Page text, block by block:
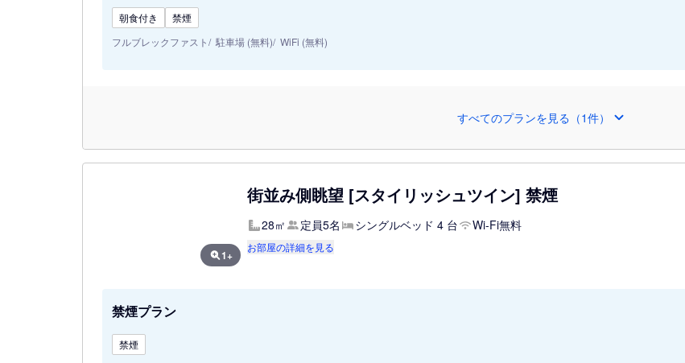
朝食付き
禁煙
フルブレックファスト
駐車場 (無料) WiFi (無料)
すべてのプランを見る（1件）
1+
街並み側眺望 [スタイリッシュツイン] 禁煙
28㎡ 定員5名 シングルベッド 4 台 Wi-Fi無料
お部屋の詳細を見る
禁煙プラン
禁煙